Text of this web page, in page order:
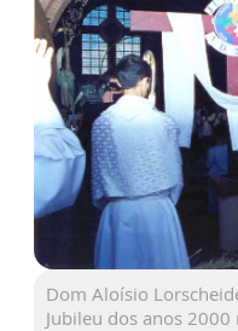
Dom Aloísio
Jubileu dos anos